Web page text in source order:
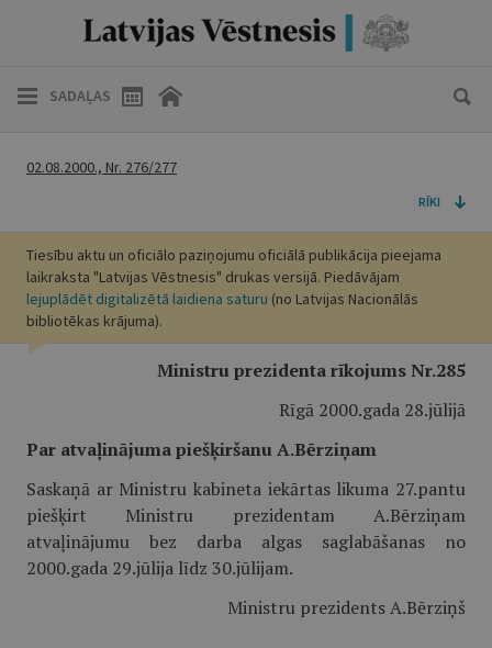
SADAĻAS
02.08.2000., Nr. 276/277
RĪKI
Tiesību aktu un oficiālo paziņojumu oficiālā publikācija pieejama
laikraksta "Latvijas Vēstnesis" drukas versijā. Piedāvājam
lejuplādēt digitalizētā laidiena saturu (no Latvijas Nacionālās
bibliotēkas krājuma).
Ministru prezidenta rīkojums Nr.285
Rīgā 2000.gada 28.jūlijā
Par atvaļinājuma piešķiršanu A.Bērziņam
Saskaņā ar Ministru kabineta iekārtas likuma 27.pantu
piešķirt Ministru prezidentam A.Bērziņam
atvaļinājumu bez darba algas saglabāšanas no
2000.gada 29.jūlija līdz 30.jūlijam.
Ministru prezidents A.Bērziņš